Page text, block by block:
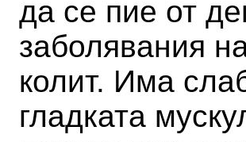
да се пие от
заболявания
колит. Има
гладката